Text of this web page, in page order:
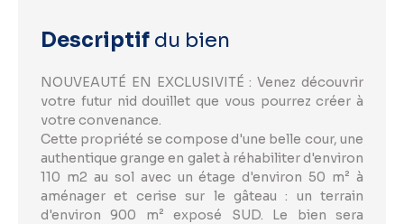
Descriptif du bien
NOUVEAUTÉ EN EXCLUSIVITÉ : Venez découvrir
votre futur nid douillet que vous pourrez créer à
votre convenance.
Cette propriété se compose d'une belle cour, une
authentique grange en galet à réhabiliter d'environ
110 m2 au sol avec un étage d'environ 50 m² à
aménager et cerise sur le gâteau : un terrain
d'environ 900 m² exposé SUD. Le bien sera